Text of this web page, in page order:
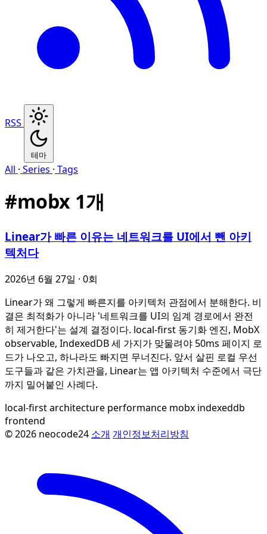
RSS
테마
All · Series · Tags
#mobx 1개
Linear가 빠른 이유는 네트워크를 UI에서 뺀 아키
텍처다
2026년 6월 27일 · 0회
Linear가 왜 그렇게 빠른지를 아키텍처 관점에서 분해한다. 비
결은 최적화가 아니라 '네트워크를 UI의 임계 경로에서 완전
히 제거한다'는 설계 결정이다. local-first 동기화 엔진, MobX
observable, IndexedDB 세 가지가 맞물려야 50ms 페이지 로
드가 나오고, 하나라도 빠지면 무너진다. 앞서 살핀 로컬 우선
도구들과 같은 가치관을, Linear는 앱 아키텍처 수준에서 극단
까지 밀어붙인 사례다.
local-firstarchitecture performance mobx indexeddb
frontend
© 2026 neocode24 소개 개인정보처리방침